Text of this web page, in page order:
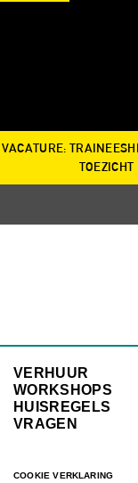
VACATURE:
TOEZICHT
VERHUUR
WORKSHOPS
HUISREGELS
VRAGEN
COOKIE VERKLARING